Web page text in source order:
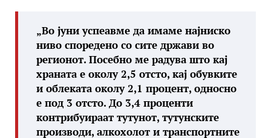
„Во јуни успеавме да имаме најниско
ниво споредено со сите држави во
регионот. Посебно ме радува што кај
храната е околу 2,5 отсто, кај обувките
и облеката околу 2,1 процент, односно
е под 3 отсто. До 3,4 проценти
контрибуираат тутунот, тутунските
производи, алкохолот и транспортните